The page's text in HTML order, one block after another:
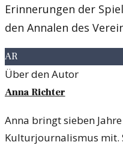
Erinnerungen der
den Annalen des
AR
Über den Autor
Anna Richter
Anna bringt sieben
Kulturjournalismus mit.